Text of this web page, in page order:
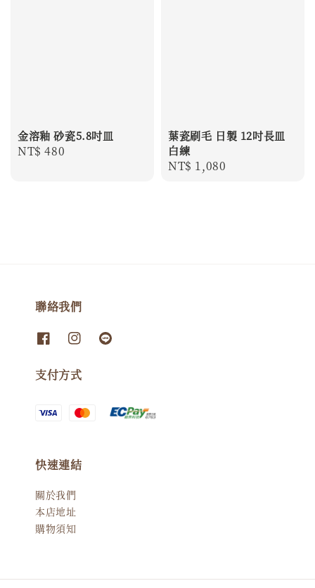
金溶釉 砂瓷5.8吋皿
Regular
NT$ 480
葉瓷刷毛 日製 12吋長皿
白練
Regular
NT$ 1,080
聯絡我們
支付方式
快速連結
關於我們
本店地址
購物須知